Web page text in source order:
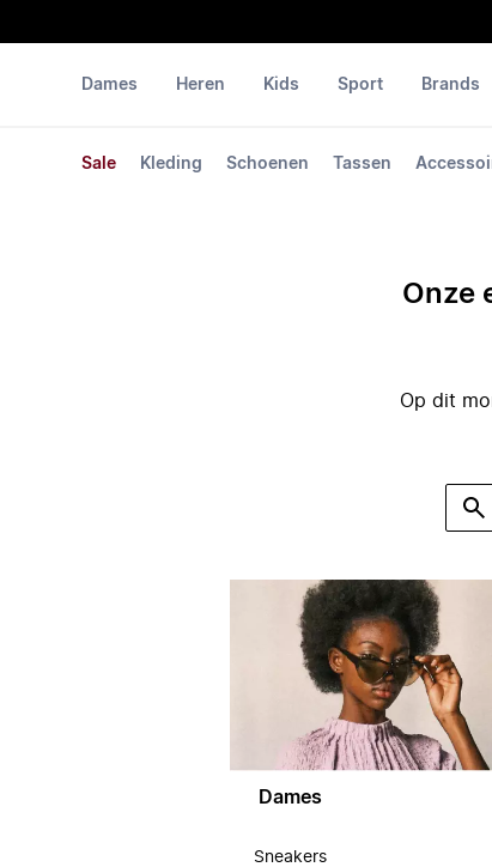
Dames
Sale Kleding Schoenen Tassen
Heren Kids Sport Brands
Onze
Op dit
Dames
Sneakers